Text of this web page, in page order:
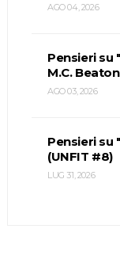
AGO 04, 2026
Pensieri su
M.C.
AGO 03, 2026
Pensieri su
(UNFIT #8)
LUG 31, 2026